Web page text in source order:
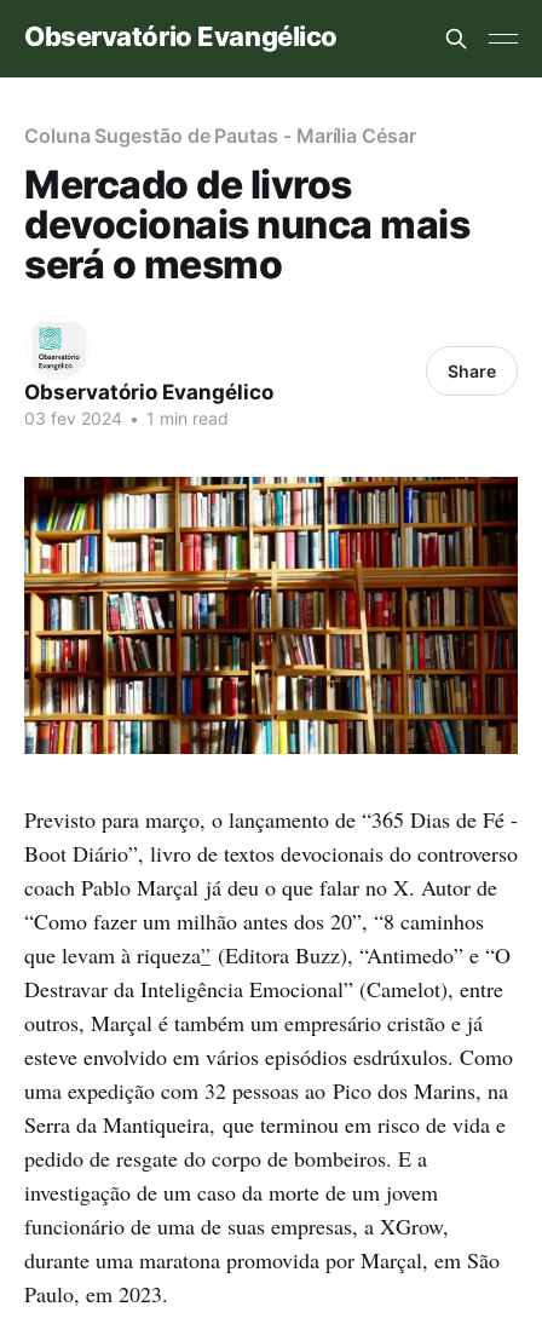
Observatório Evangélico
Coluna Sugestão de Pautas - Marília César
Mercado de livros
devocionais nunca mais
será o mesmo
Observatório Evangélico
03 fev 2024 • 1 min read
Share
Previsto para março, o lançamento de “365 Dias de Fé -
Boot Diário”, livro de textos devocionais do controverso
coach Pablo Marçal já deu o que falar no X. Autor de
“Como fazer um milhão antes dos 20”, “8 caminhos
que levam à riqueza” (Editora Buzz), “Antimedo” e “O
Destravar da Inteligência Emocional” (Camelot), entre
outros, Marçal é também um empresário cristão e já
esteve envolvido em vários episódios esdrúxulos. Como
uma expedição com 32 pessoas ao Pico dos Marins, na
Serra da Mantiqueira, que terminou em risco de vida e
pedido de resgate do corpo de bombeiros. E a
investigação de um caso da morte de um jovem
funcionário de uma de suas empresas, a XGrow,
durante uma maratona promovida por Marçal, em São
Paulo, em 2023.